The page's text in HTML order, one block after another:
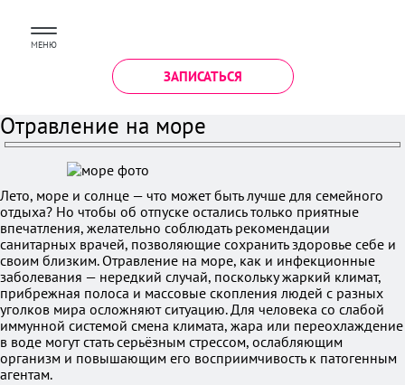
МЕНЮ
ЗАПИСАТЬСЯ
Отравление на море
Лето, море и солнце — что может быть лучше для семейного
отдыха? Но чтобы об отпуске остались только приятные
впечатления, желательно соблюдать рекомендации
санитарных врачей, позволяющие сохранить здоровье себе и
своим близким. Отравление на море, как и инфекционные
заболевания — нередкий случай, поскольку жаркий климат,
прибрежная полоса и массовые скопления людей с разных
уголков мира осложняют ситуацию. Для человека со слабой
иммунной системой смена климата, жара или переохлаждение
в воде могут стать серьёзным стрессом, ослабляющим
организм и повышающим его восприимчивость к патогенным
агентам.